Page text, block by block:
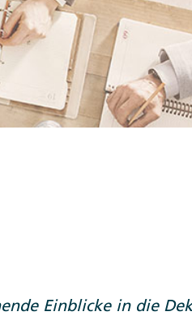
Einblicke in die